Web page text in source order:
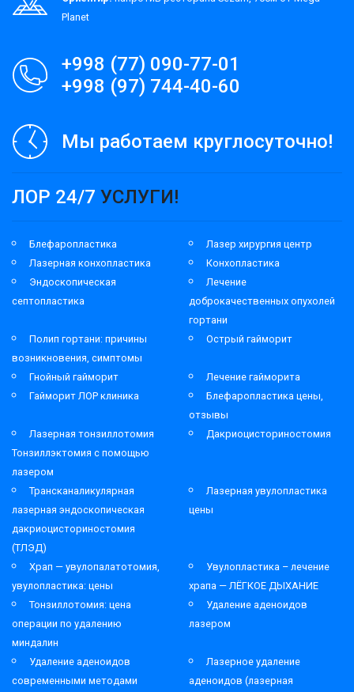
Planet
+998 (77) 090-77-01
+998 (97) 744-40-60
Мы работаем круглосуточно!
ЛОР 24/7 УСЛУГИ!
Блефаропластика
Лазер хирургия центр
Лазерная конхопластика
Конхопластика
Эндоскопическая
септопластика
Лечение
доброкачественных опухолей
гортани
Полип гортани: причины
возникновения, симптомы
Острый гайморит
Гнойный гайморит
Лечение гайморита
Гайморит ЛОР клиника
Блефаропластика цены,
отзывы
Лазерная тонзиллотомия
Тонзиллэктомия с помощью
лазером
Дакриоцисториностомия
Трансканаликулярная
лазерная эндоскопическая
дакриоцисториностомия
(ТЛЭД)
Лазерная увулопластика
цены
Храп — увулопалатотомия,
увулопластика: цены
Увулопластика – лечение
храпа — ЛЁГКОЕ ДЫХАНИЕ
Тонзиллотомия: цена
операции по удалению
миндалин
Удаление аденоидов
лазером
Удаление аденоидов
современными методами
Лазерное удаление
аденоидов (лазерная